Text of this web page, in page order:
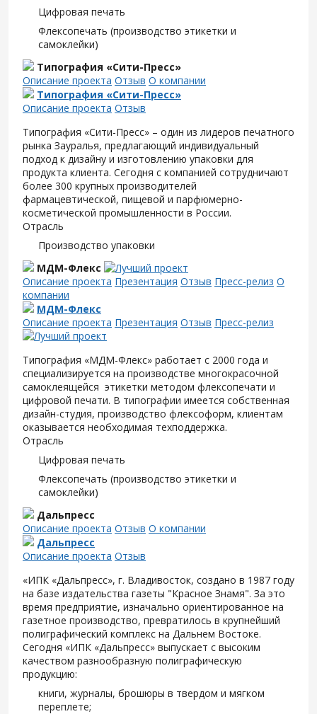
Цифровая печать
Флексопечать (производство этикетки и
самоклейки)
Типография «Сити-Пресс»
Описание проекта Отзыв О компании
Типография «Сити-Пресс»
Описание проекта Отзыв
Типография «Сити-Пресс» – один из лидеров печатного
рынка Зауралья, предлагающий индивидуальный
подход к дизайну и изготовлению упаковки для
продукта клиента. Сегодня с компанией сотрудничают
более 300 крупных производителей
фармацевтической, пищевой и парфюмерно-
косметической промышленности в России.
Отрасль
Производство упаковки
МДМ-Флекс
Описание проекта Презентация Отзыв Пресс-релиз О
компании
МДМ-Флекс
Описание проекта Презентация Отзыв Пресс-релиз
Типография «МДМ-Флекс» работает с 2000 года и
специализируется на производстве многокрасочной
самоклеящейся этикетки методом флексопечати и
цифровой печати. В типографии имеется собственная
дизайн-студия, производство флексоформ, клиентам
оказывается необходимая техподдержка.
Отрасль
Цифровая печать
Флексопечать (производство этикетки и
самоклейки)
Дальпресс
Описание проекта Отзыв О компании
Дальпресс
Описание проекта Отзыв
«ИПК «Дальпресс», г. Владивосток, создано в 1987 году
на базе издательства газеты "Красное Знамя". За это
время предприятие, изначально ориентированное на
газетное производство, превратилось в крупнейший
полиграфический комплекс на Дальнем Востоке.
Сегодня «ИПК «Дальпресс» выпускает с высоким
качеством разнообразную полиграфическую
продукцию:
книги, журналы, брошюры в твердом и мягком
переплете;